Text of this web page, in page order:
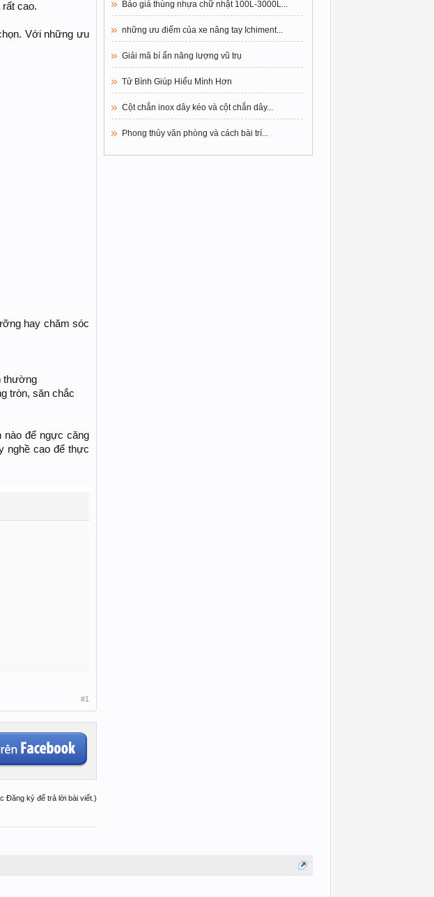
cao.
Với những ưu
hay chăm sóc
thường
tròn, săn chắc
nào để ngực căng
nghề cao để thực
#1
Đăng ký để trả lời bài viết.)
Báo giá thùng nhựa chữ nhật 100L-3000L...
những ưu điểm của xe nâng tay Ichiment...
Giải mã bí ẩn năng lượng vũ trụ
Tử Bình Giúp Hiểu Mình Hơn
Cột chắn inox dây kéo và cột chắn dây...
Phong thủy văn phòng và cách bài trí...